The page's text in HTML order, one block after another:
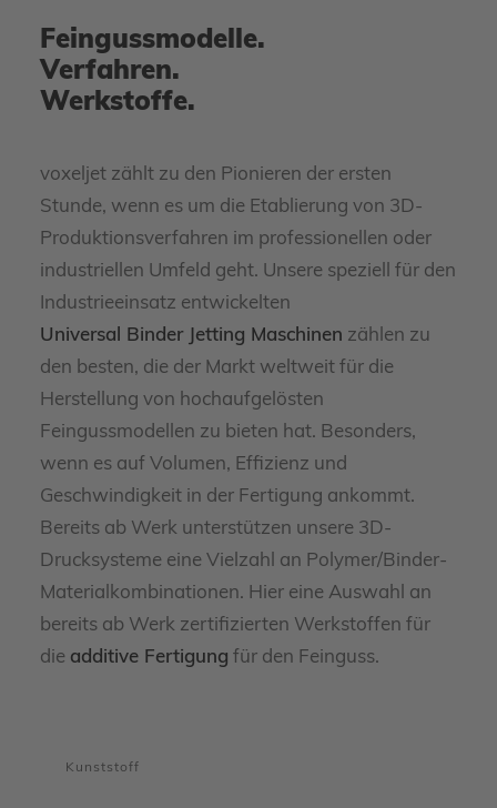
Feingussmodelle.
Verfahren.
Werkstoffe.
voxeljet zählt zu den Pionieren der ersten
Stunde, wenn es um die Etablierung von 3D-
Produktionsverfahren im professionellen oder
industriellen Umfeld geht. Unsere speziell für den
Industrieeinsatz entwickelten
Universal Binder Jetting Maschinen zählen zu
den besten, die der Markt weltweit für die
Herstellung von hochaufgelösten
Feingussmodellen zu bieten hat. Besonders,
wenn es auf Volumen, Effizienz und
Geschwindigkeit in der Fertigung ankommt.
Bereits ab Werk unterstützen unsere 3D-
Drucksysteme eine Vielzahl an Polymer/Binder-
Materialkombinationen. Hier eine Auswahl an
bereits ab Werk zertifizierten Werkstoffen für
die additive Fertigung für den Feinguss.
Kunststoff